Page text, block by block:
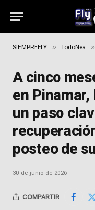
SIEMPREFLY » TodoNea »
A cinco
en
un paso
posteo de
30 de junio de 2026
COMPARTIR